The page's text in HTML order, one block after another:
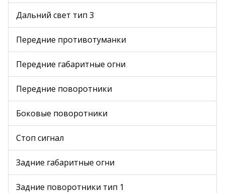
Дальний свет тип 3
Передние противотуманки
Передние габаритные огни
Передние поворотники
Боковые поворотники
Стоп сигнал
Задние габаритные огни
Задние поворотники тип 1